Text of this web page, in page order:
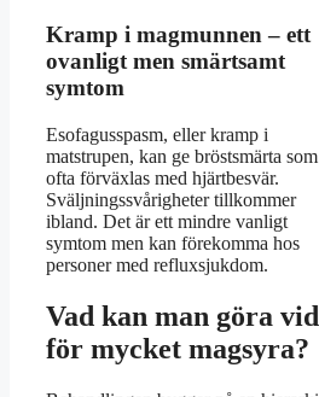
Kramp i magmunnen – ett
ovanligt men smärtsamt
symtom
Esofagusspasm, eller kramp i
matstrupen, kan ge bröstsmärta som
ofta förväxlas med hjärtbesvär.
Sväljningssvårigheter tillkommer
ibland. Det är ett mindre vanligt
symtom men kan förekomma hos
personer med refluxsjukdom.
Vad kan man göra vid
för mycket magsyra?